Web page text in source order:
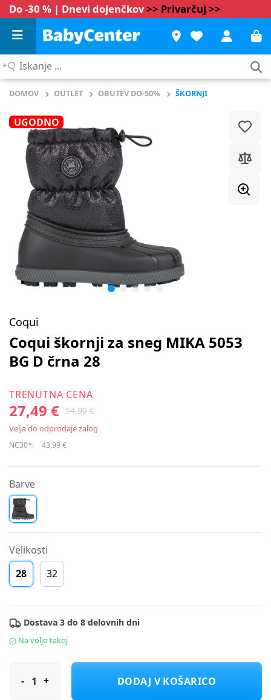
Do -30 % | Dnevi dojenčkov>> Privarčuj >>
Iskanje
DOMOV OUTLET OBUTEV DO-50% ŠKORNJI
UGODNO
Coqui
Coqui škornji za sneg MIKA 5053
BG D črna 28
TRENUTNA CENA
27,49 € 54,99 €
Velja do odprodaje zalog
NC30*: 43,99 €
Barve
Velikosti
28
32
Dostava 3 do 8 delovnih dni
Na voljo takoj
Coqui škornji za sneg MIKA 5053 BG D črna 28
DODAJ V KOŠARICO